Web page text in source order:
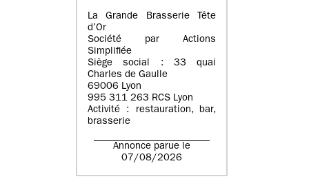
La Grande Brasserie Tête
d’Or
Société par Actions
Simplifiée
Siège social : 33 quai
Charles de Gaulle
69006 Lyon
995 311 263 RCS Lyon
Activité : restauration, bar,
brasserie
Annonce parue le
07/08/2026